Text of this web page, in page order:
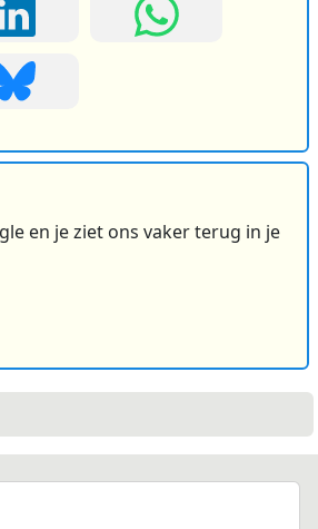
en je ziet ons vaker terug in je